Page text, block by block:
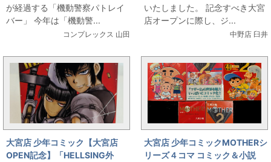
が経過する「機動警察パトレイ
バー」 今年は「機動警...
コンプレックス 山田
いたしました。 記念すべき大宮
店オープンに際し、ジ...
中野店 臼井
大宮店 少年コミック【大宮店
OPEN記念】「HELLSING外
大宮店 少年コミックMOTHERシ
リーズ４コマ コミック＆小説